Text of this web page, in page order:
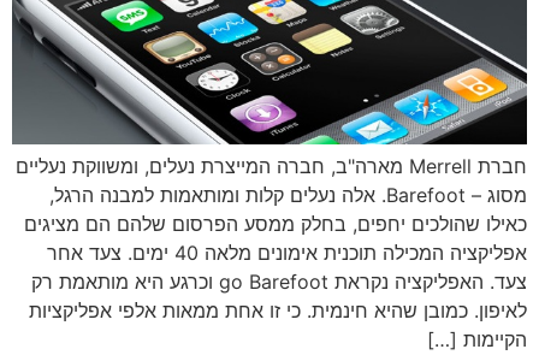
חברת Merrell מארה"ב, חברה המייצרת נעלים, ומשווקת נעליים
מסוג – Barefoot. אלה נעלים קלות ומותאמות למבנה הרגל,
כאילו שהולכים יחפים, בחלק ממסע הפרסום שלהם הם מציגים
אפליקציה המכילה תוכנית אימונים מלאה 40 ימים. צעד אחר
צעד. האפליקציה נקראת go Barefoot וכרגע היא מותאמת רק
לאיפון. כמובן שהיא חינמית. כי זו אחת ממאות אלפי אפליקציות
הקיימות […]